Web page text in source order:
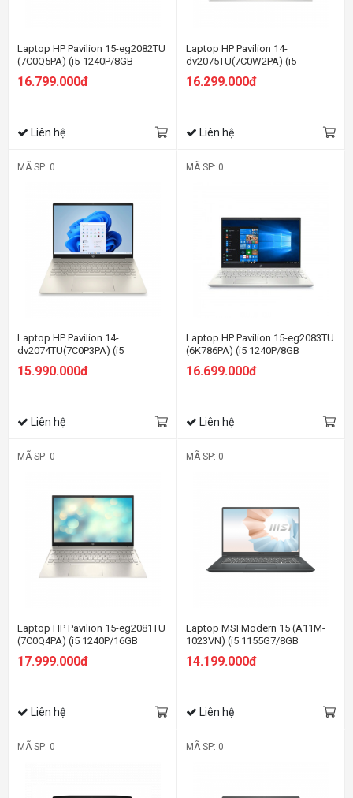
Laptop HP Pavilion 15-eg2082TU
(7C0Q5PA) (i5-1240P/8GB
FHD/Win11/Vàng)
16.799.000đ
Liên hệ
Laptop HP Pavilion 14-
dv2075TU(7C0W2PA) (i5
FHD/Win11/Bạc)
16.299.000đ
Liên hệ
MÃ SP: 0
Laptop HP Pavilion 14-
dv2074TU(7C0P3PA) (i5
1235U/8GB RAM/512GB SSD/14
FHD/Win11/Vàng)
15.990.000đ
Liên hệ
MÃ SP: 0
Laptop HP Pavilion 15-eg2083TU
(6K786PA) (i5 1240P/8GB
RAM/512GB SSD/15.6
FHD/Win11/Bạc)
16.699.000đ
Liên hệ
MÃ SP: 0
Laptop HP Pavilion 15-eg2081TU
(7C0Q4PA) (i5 1240P/16GB
FHD/Win11/Vàng)
17.999.000đ
Liên hệ
MÃ SP: 0
Laptop MSI Modern 15 (A11M-
1023VN) (i5 1155G7/8GB
FHD/Win11/ Vỏ nhôm/Xám)
14.199.000đ
Liên hệ
MÃ SP: 0 MÃ SP: 0